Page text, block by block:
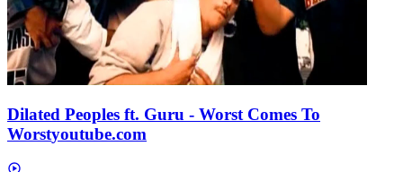
Dilated Peoples ft. Guru - Worst Comes To
Worstyoutube.com